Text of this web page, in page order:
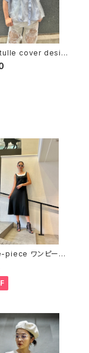
cover design
ストライプ チュール
ワンピース
着風 ブラック 黒 ス